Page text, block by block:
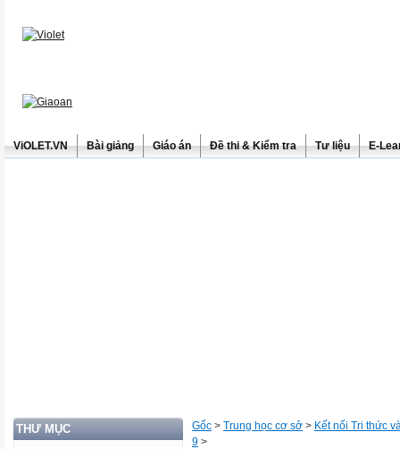
ViOLET.VN Bài giảng Giáo án Đề thi & Kiểm tra Tư liệu E-
THƯ MỤC Gốc > Trung học cơ sở > Kết nối Tri thức
9 >